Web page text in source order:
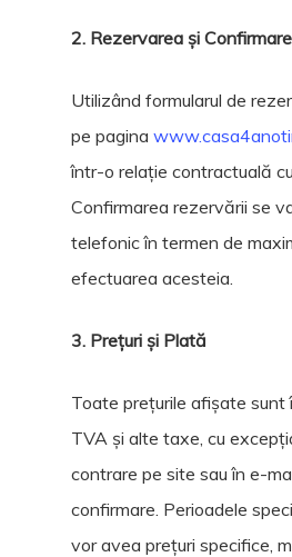
2. Rezervarea și
Utilizând formularul de
pe pagina
într-o relație contractuală
Confirmarea rezervării se
telefonic în termen de
efectuarea acesteia.
3. Prețuri și Plată
Toate prețurile afișate sunt
TVA și alte taxe, cu
contrare pe site sau în e-
confirmare. Perioadele
vor avea prețuri specifice,